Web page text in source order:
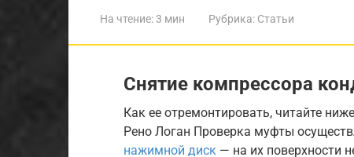
На чтение:3 мин Рубрика: Статьи
Снятие компрессора
Как ее отремонтировать, читайте
Рено Логан Проверка муфты
нажимной диск — на их поверхности